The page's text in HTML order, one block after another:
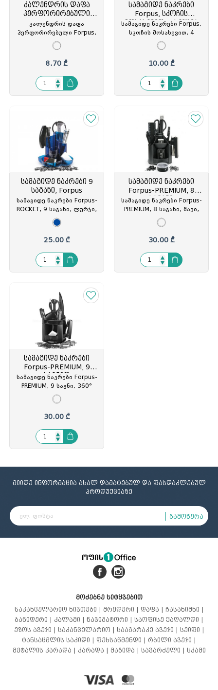
კალენდრის დაფა
პერფორირებული
Forpus
კალენდრის დაფა
პერფორირებული Forpus,
მეტალის, შავი, FO30565,
FOP-305654
8.70 ₾
სამაგიდე ნაკრები
Forpus, სკოჩის
მოსახევით, 4 სექცია
სამაგიდე ნაკრები Forpus,
სკოჩის მოსახევით, 4
სექცია, გამჭირვალე,
FO30515, FOP-305159
10.00 ₾
სამაგიდე ნაკრები 9
საგანი, Forpus
სამაგიდე ნაკრები Forpus-
ROCKET, 9 საგანი, ლურჯი,
FO30527, FOP-305272
25.00 ₾
სამაგიდე ნაკრები
Forpus-PREMIUM, 8
საგანი
სამაგიდე ნაკრები Forpus-
PREMIUM, 8 საგანი, შავი,
FO30511, FOP-305111
30.00 ₾
სამაგიდე ნაკრები
Forpus-PREMIUM, 9
საგნით
სამაგიდე ნაკრები Forpus-
PREMIUM, 9 საგნი, 360°
მბრუნავი მექანიზმით,
შავი, FO30510, FOP-
305104
30.00 ₾
მიიღე ინფორმაცია ახალ დამატებულ და ფასდაკლებულ
პროდუქციაზე
გამოწერა
მოძებნე სიტყვებით
საკანცელარიო ნივთები | შრედერი | დაფა | ჩასანიშნი |
ბანიდერი | კალამი | ნავიგატორი | საოფისე ქაღალდი |
ეზოს ავეჯი | საკანცელარიო | სააგარაკე ავეჯი | სეიფი |
ტანსაცმლის საკიდი | ფეხსაწმენდი | რბილი ავეჯი |
მეტალის კარადა | კარადა | მაგიდა | სავარძელი | სკამი